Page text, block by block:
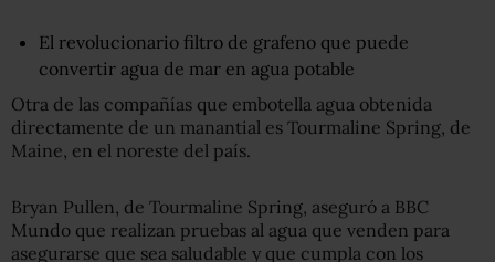
El revolucionario filtro de grafeno que puede
convertir agua de mar en agua potable
Otra de las compañías que embotella agua obtenida
directamente de un manantial es Tourmaline Spring, de
Maine, en el noreste del país.
Bryan Pullen, de Tourmaline Spring, aseguró a BBC
Mundo que realizan pruebas al agua que venden para
asegurarse que sea saludable y que cumpla con los